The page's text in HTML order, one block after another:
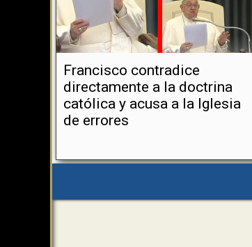
Francisco contradice
directamente a la doctrina
católica y acusa a la Iglesia
de errores